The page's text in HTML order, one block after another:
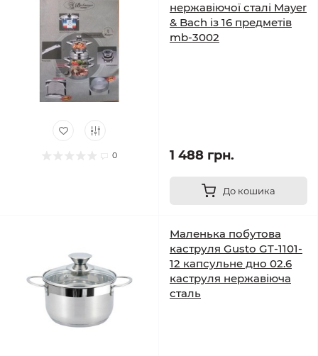
0
нержавіючої сталі Mayer
& Bach із 16 предметів
mb-3002
1 488 грн.
До кошика
Маленька побутова
каструля Gusto GT-1101-
12 капсульне дно 02.6
каструля нержавіюча
сталь